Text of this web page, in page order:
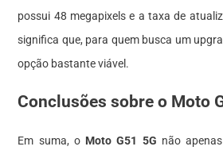
possui 48 megapixels e a taxa de
significa que, para quem busca um
opção bastante viável.
Conclusões sobre o Moto
Em suma, o Moto G51 5G não